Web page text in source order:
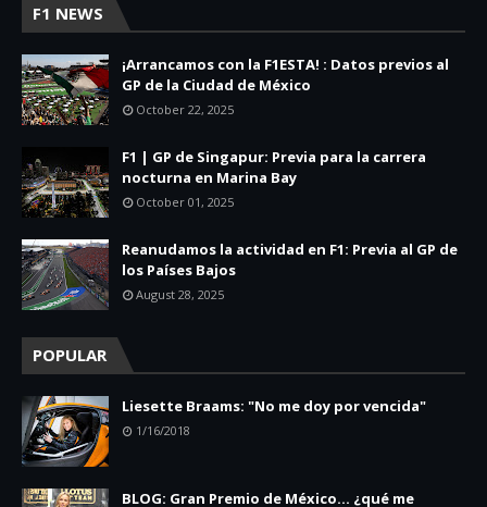
F1 NEWS
¡Arrancamos con la F1ESTA! : Datos previos al
GP de la Ciudad de México
October 22, 2025
F1 | GP de Singapur: Previa para la carrera
nocturna en Marina Bay
October 01, 2025
Reanudamos la actividad en F1: Previa al GP de
los Países Bajos
August 28, 2025
POPULAR
Liesette Braams: "No me doy por vencida"
1/16/2018
BLOG: Gran Premio de México... ¿qué me